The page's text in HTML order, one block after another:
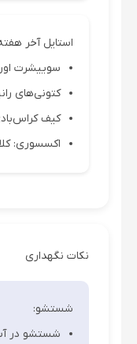
استایل آخر
سوییشرت
کتونی‌های
کیف
اکسسوری:
نکات نگهداری
شستشو:
شستشو در آب